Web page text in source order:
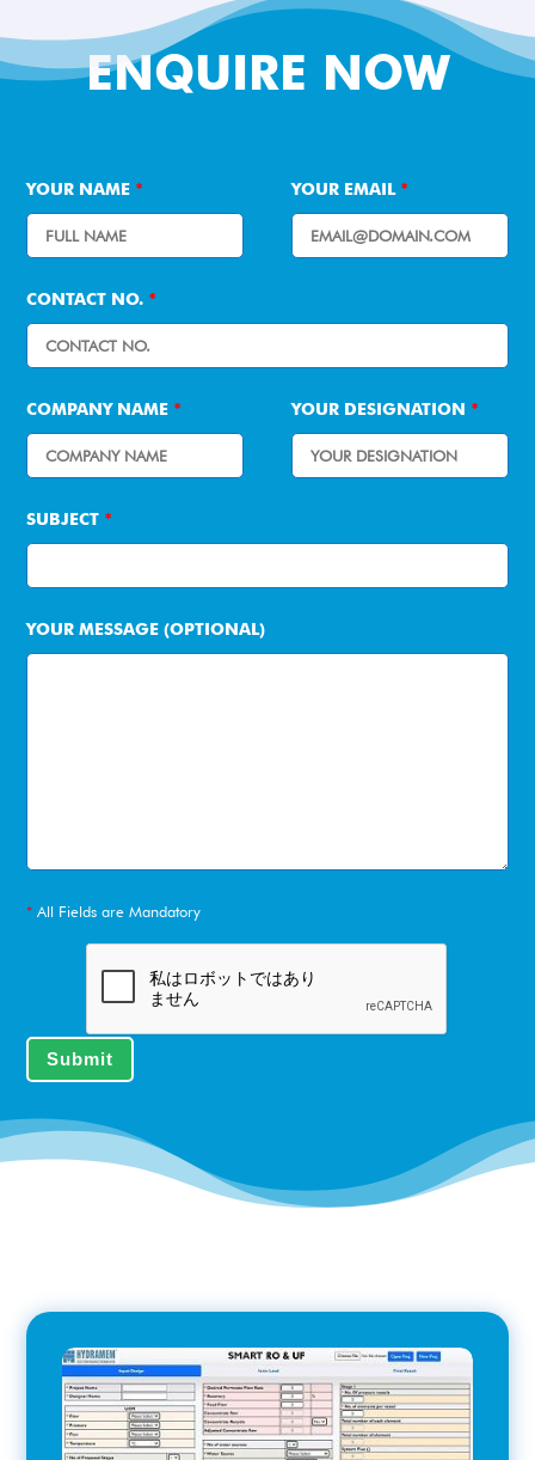
ENQUIRE NOW
YOUR NAME * YOUR EMAIL *
CONTACT NO. *
COMPANY NAME * YOUR DESIGNATION *
SUBJECT *
YOUR MESSAGE (OPTIONAL)
* All Fields are Mandatory
Submit